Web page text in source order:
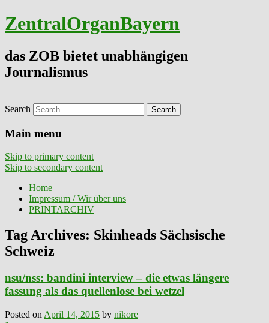
ZentralOrganBayern
das ZOB bietet unabhängigen
Journalismus
Search
Main menu
Skip to primary content
Skip to secondary content
Home
Impressum / Wir über uns
PRINTARCHIV
Tag Archives: Skinheads Sächsische
Schweiz
nsu/nss: bandini interview – die etwas längere
fassung als das quellenlose bei wetzel
Posted on April 14, 2015 by nikore